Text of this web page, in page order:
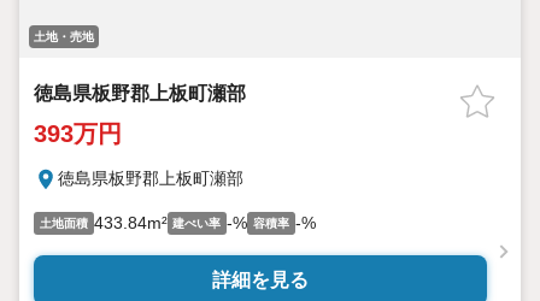
土地・売地
徳島県板野郡上板町瀬部
393万円
徳島県板野郡上板町瀬部
土地面積 433.84m² 建ぺい率 -% 容積率 -%
詳細を見る